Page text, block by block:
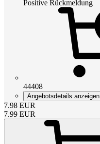
Positive Rückmeldung
44408
Angebotsdetails anzeigen
7.98 EUR
7.99 EUR